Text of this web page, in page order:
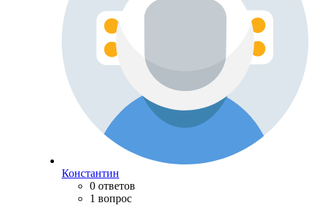
Константин
0 ответов
1 вопрос